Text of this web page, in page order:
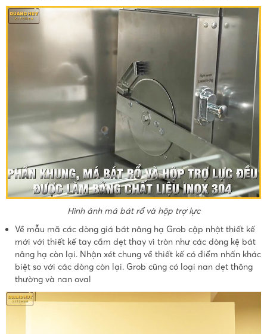
Hình ảnh má bát rổ và hộp trợ lực
Về mẫu mã các dòng giá bát nâng hạ Grob cập nhật thiết kế
mới với thiết kế tay cầm dẹt thay vì tròn như các dòng kệ bát
nâng hạ còn lại. Nhận xét chung về thiết kế có điểm nhấn khác
biệt so với các dòng còn lại. Grob cũng có loại nan dẹt thông
thường và nan oval